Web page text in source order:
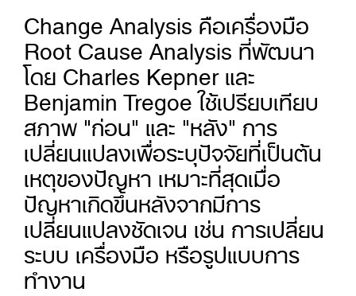
Change Analysis คือเครื่องมือ
Root Cause Analysis ที่พัฒนา
โดย Charles Kepner และ
Benjamin Tregoe ใช้เปรียบเทียบ
สภาพ "ก่อน" และ "หลัง" การ
เปลี่ยนแปลงเพื่อระบุปัจจัยที่เป็นต้น
เหตุของปัญหา เหมาะที่สุดเมื่อ
ปัญหาเกิดขึ้นหลังจากมีการ
เปลี่ยนแปลงชัดเจน เช่น การเปลี่ยน
ระบบ เครื่องมือ หรือรูปแบบการ
ทำงาน